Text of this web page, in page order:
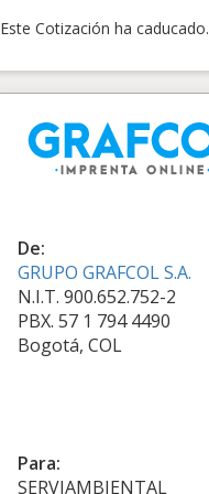
Este Cotización ha caducado.
De:
GRUPO GRAFCOL S.A.
N.I.T. 900.652.752-2
PBX. 57 1 794 4490
Bogotá, COL
Para:
SERVIAMBIENTAL